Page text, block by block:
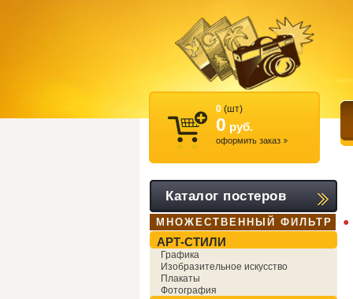
0 (шт)
0 руб.
оформить заказ
Каталог постеров
МНОЖЕСТВЕННЫЙ ФИЛЬТР ●
АРТ-СТИЛИ
Графика
Изобразительное искусство
Плакаты
Фотография